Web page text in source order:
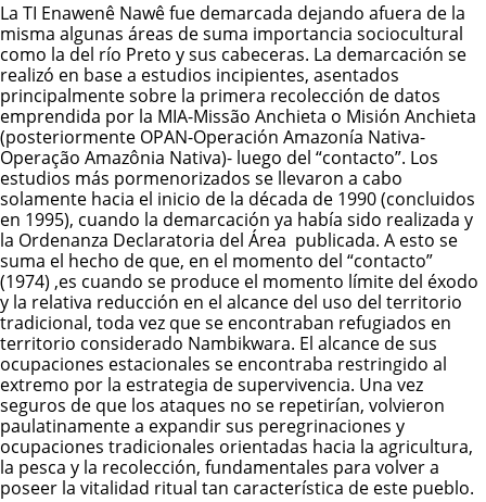
La TI Enawenê Nawê fue demarcada dejando afuera de la
misma algunas áreas de suma importancia sociocultural
como la del río Preto y sus cabeceras. La demarcación se
realizó en base a estudios incipientes, asentados
principalmente sobre la primera recolección de datos
emprendida por la MIA-Missão Anchieta o Misión Anchieta
(posteriormente OPAN-Operación Amazonía Nativa-
Operação Amazônia Nativa)- luego del “contacto”. Los
estudios más pormenorizados se llevaron a cabo
solamente hacia el inicio de la década de 1990 (concluidos
en 1995), cuando la demarcación ya había sido realizada y
la Ordenanza Declaratoria del Área publicada. A esto se
suma el hecho de que, en el momento del “contacto”
(1974) ,es cuando se produce el momento límite del éxodo
y la relativa reducción en el alcance del uso del territorio
tradicional, toda vez que se encontraban refugiados en
territorio considerado Nambikwara. El alcance de sus
ocupaciones estacionales se encontraba restringido al
extremo por la estrategia de supervivencia. Una vez
seguros de que los ataques no se repetirían, volvieron
paulatinamente a expandir sus peregrinaciones y
ocupaciones tradicionales orientadas hacia la agricultura,
la pesca y la recolección, fundamentales para volver a
poseer la vitalidad ritual tan característica de este pueblo.